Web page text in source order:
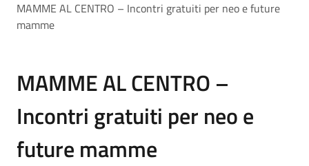
MAMME AL CENTRO – Incontri gratuiti per neo e future
mamme
MAMME AL CENTRO –
Incontri gratuiti per neo e
future mamme